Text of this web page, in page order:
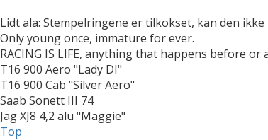
Lidt ala: Stempelringene er tilkokset, kan den
Only young once, immature for ever.
RACING IS LIFE, anything that happens before
T16 900 Aero "Lady DI"
T16 900 Cab "Silver Aero"
Saab Sonett III 74
Jag XJ8 4,2 alu "Maggie"
Top